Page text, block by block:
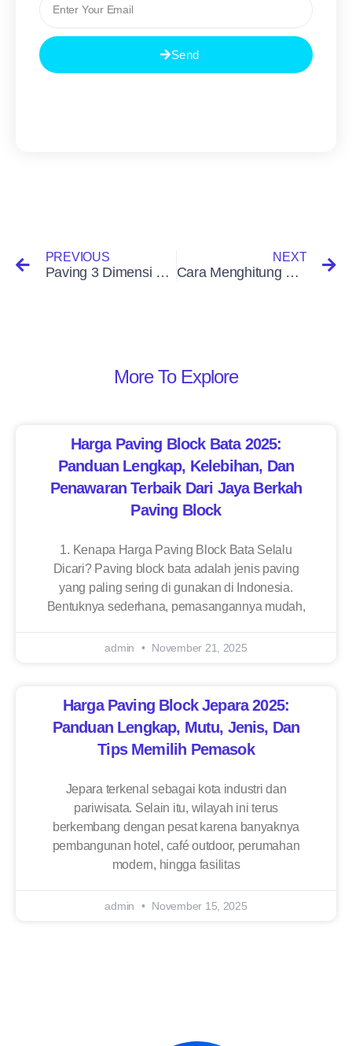
Send
PREVIOUS
Paving 3 Dimensi masa kini
NEXT
Cara Menghitung Kebutuhan Paving Block
More To Explore
Harga Paving Block Bata 2025:
Panduan Lengkap, Kelebihan, Dan
Penawaran Terbaik Dari Jaya Berkah
Paving Block
1. Kenapa Harga Paving Block Bata Selalu
Dicari? Paving block bata adalah jenis paving
yang paling sering di gunakan di Indonesia.
Bentuknya sederhana, pemasangannya mudah,
admin November 21, 2025
Harga Paving Block Jepara 2025:
Panduan Lengkap, Mutu, Jenis, Dan
Tips Memilih Pemasok
Jepara terkenal sebagai kota industri dan
pariwisata. Selain itu, wilayah ini terus
berkembang dengan pesat karena banyaknya
pembangunan hotel, café outdoor, perumahan
modern, hingga fasilitas
admin November 15, 2025